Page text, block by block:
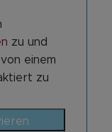
zu und
einem
zu